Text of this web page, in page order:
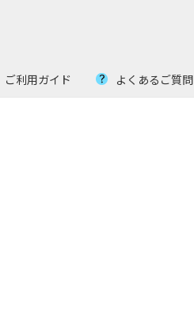
ご利用ガイド よくあるご質問